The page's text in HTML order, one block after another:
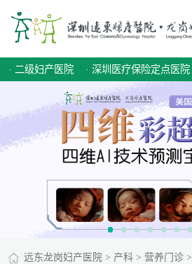
· 二级妇产医院 · 深圳医疗保险定点医院
远东龙岗妇产医院> 产科> 营养门诊>